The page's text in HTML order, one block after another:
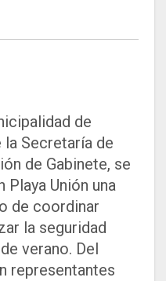
de
Secretaría de
de Gabinete, se
Unión una
de coordinar
la seguridad
verano. Del
representantes